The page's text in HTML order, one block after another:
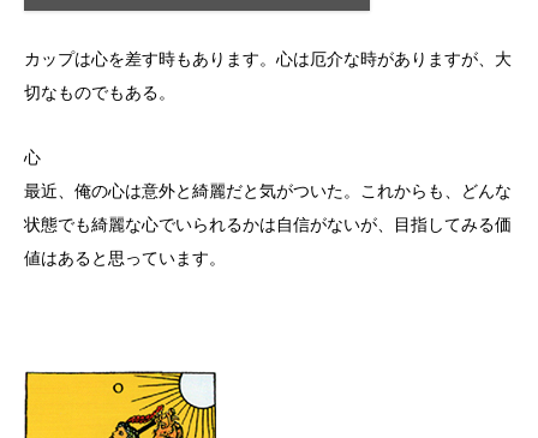
カップは心を差す時もあります。心は厄介な時がありますが、大
切なものでもある。
心
最近、俺の心は意外と綺麗だと気がついた。これからも、どんな
状態でも綺麗な心でいられるかは自信がないが、目指してみる価
値はあると思っています。